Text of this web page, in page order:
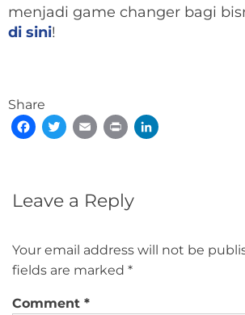
menjadi game changer bagi
di sini!
Share
Facebook
TwitterEmail Print
Leave a Reply
Your email address will not be
fields are marked *
Comment *